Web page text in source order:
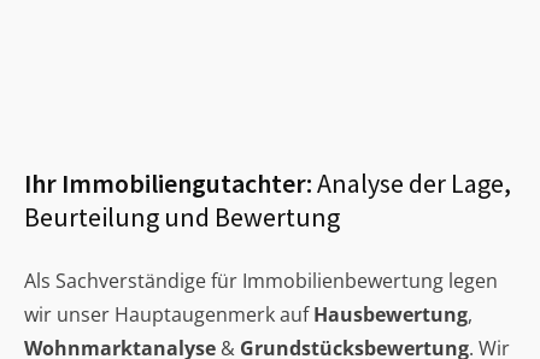
Ihr Immobiliengutachter:Analyse der Lage,
Beurteilung und Bewertung
Als Sachverständige für Immobilienbewertung legen
wir unser Hauptaugenmerk aufHausbewertung,
Wohnmarktanalyse & Grundstücksbewertung. Wir